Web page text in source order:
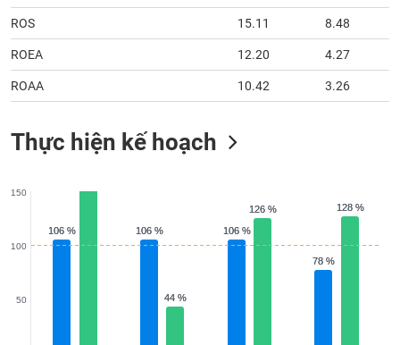
ROS 15.11 8.48
ROEA 12.20 4.27
ROAA 10.42 3.26
Thực hiện kế hoạch
106 %
106 % 106 %
106 % 106 %
106 %
78 %
78 %
44 %
44 %
126 %
126 % 128 %
128 %
50
100
150